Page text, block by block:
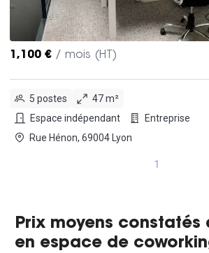
1,100 € / mois (HT)
5 postes
47 m²
Espace indépendant
Entreprise
Rue Hénon, 69004 Lyon
1
Prix moyens constatés
en espace de